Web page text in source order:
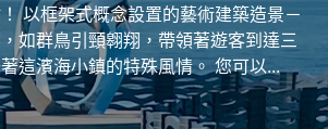
以框架式概念設置的藝術建築造景－
如群鳥引頸翱翔，帶領著遊客到達三
這濱海小鎮的特殊風情。 您可以...